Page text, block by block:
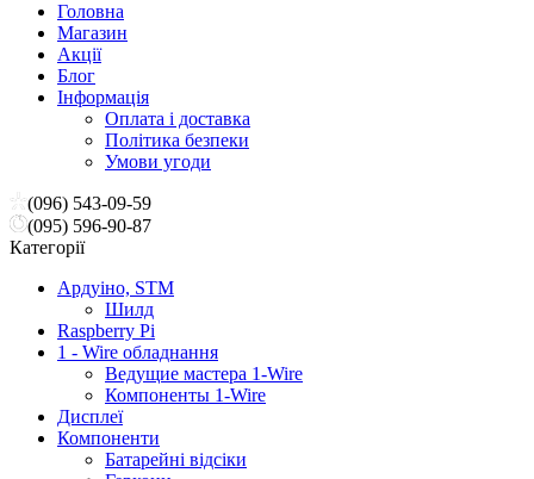
Головна
Магазин
Акції
Блог
Інформація
Оплата і доставка
Політика безпеки
Умови угоди
(096) 543-09-59
(095) 596-90-87
Категорії
Ардуіно, STM
Шилд
Raspberry Pi
1 - Wire обладнання
Ведущие мастера 1-Wire
Компоненты 1-Wire
Дисплеї
Компоненти
Батарейні відсіки